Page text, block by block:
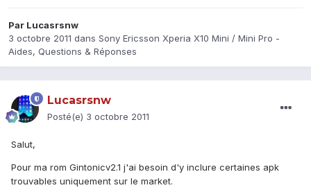
Par Lucasrsnw
3 octobre 2011 dans Sony Ericsson Xperia X10 Mini / Mini Pro -
Aides, Questions & Réponses
Lucasrsnw
Posté(e) 3 octobre 2011
Salut,
Pour ma rom Gintonicv2.1 j'ai besoin d'y inclure certaines apk
trouvables uniquement sur le market.